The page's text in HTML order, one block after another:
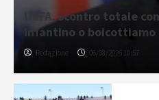
UEFA, scontro totale
Infantino o
Redazione 06/08/2026 18:57